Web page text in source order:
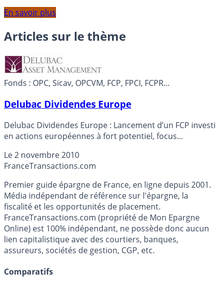
En savoir plus
Articles sur le thème
Fonds : OPC, Sicav, OPCVM, FCP, FPCI, FCPR...
Delubac Dividendes Europe
Delubac Dividendes Europe : Lancement d’un FCP investi
en actions européennes à fort potentiel, focus...
Le2 novembre 2010
FranceTransactions.com
Premier guide épargne de France, en ligne depuis 2001.
Média indépendant de référence sur l'épargne, la
fiscalité et les opportunités de placement.
FranceTransactions.com (propriété de Mon Epargne
Online) est 100% indépendant, ne possède donc aucun
lien capitalistique avec des courtiers, banques,
assureurs, sociétés de gestion, CGP, etc.
Comparatifs